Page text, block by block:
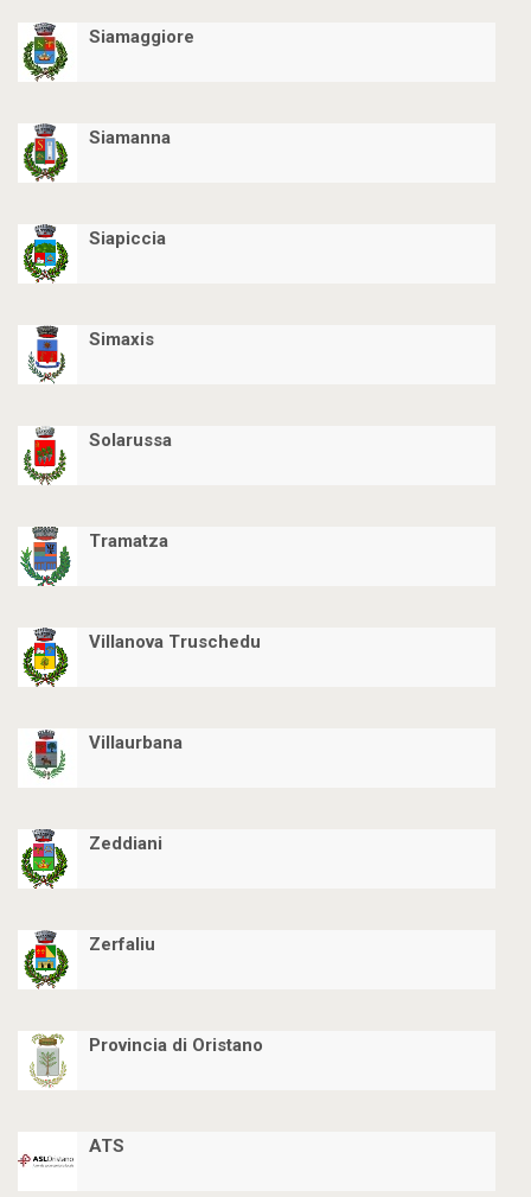
Siamaggiore
Siamanna
Siapiccia
Simaxis
Solarussa
Tramatza
Villanova Truschedu
Villaurbana
Zeddiani
Zerfaliu
Provincia di Oristano
ATS